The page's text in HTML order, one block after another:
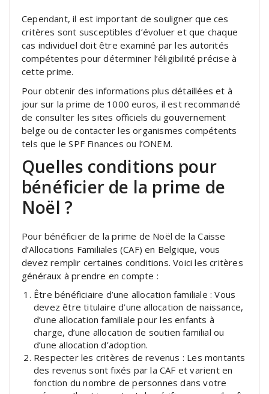
Cependant, il est important de souligner que ces
critères sont susceptibles d’évoluer et que chaque
cas individuel doit être examiné par les autorités
compétentes pour déterminer l’éligibilité précise à
cette prime.
Pour obtenir des informations plus détaillées et à
jour sur la prime de 1000 euros, il est recommandé
de consulter les sites officiels du gouvernement
belge ou de contacter les organismes compétents
tels que le SPF Finances ou l’ONEM.
Quelles conditions pour
bénéficier de la prime de
Noël ?
Pour bénéficier de la prime de Noël de la Caisse
d’Allocations Familiales (CAF) en Belgique, vous
devez remplir certaines conditions. Voici les critères
généraux à prendre en compte :
Être bénéficiaire d’une allocation familiale : Vous
devez être titulaire d’une allocation de naissance,
d’une allocation familiale pour les enfants à
charge, d’une allocation de soutien familial ou
d’une allocation d’adoption.
Respecter les critères de revenus : Les montants
des revenus sont fixés par la CAF et varient en
fonction du nombre de personnes dans votre